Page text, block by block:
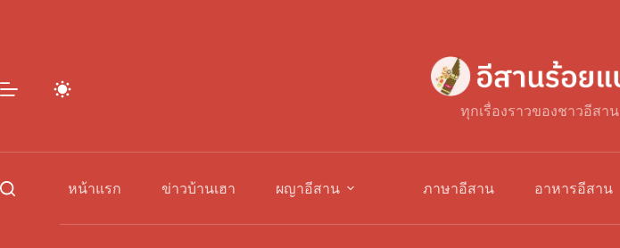
ทุกเรื่องราวของชาวอีสาน
หน้าแรก ข่าวบ้านเฮา ผญาอีสาน ภาษาอีสาน อาหารอีสาน